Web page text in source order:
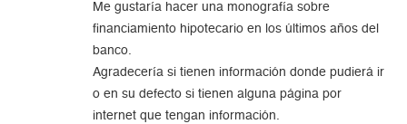
Me gustaría hacer una monografía sobre
financiamiento hipotecario en los últimos años del
banco.
Agradecería si tienen información donde pudierá ir
o en su defecto si tienen alguna página por
internet que tengan información.